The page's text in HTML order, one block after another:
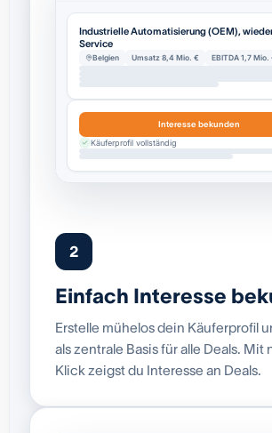
Industrielle Automatisierung (OEM),
Service
Belgien Umsatz 8,4 Mio. € EBITDA 1,7 Mio.
Interesse bekunden
Käuferprofil vollständig
2
Einfach Interesse
Erstelle mühelos dein Käuferprofil
als zentrale Basis für alle Deals. Mit
Klick zeigst du Interesse an Deals.